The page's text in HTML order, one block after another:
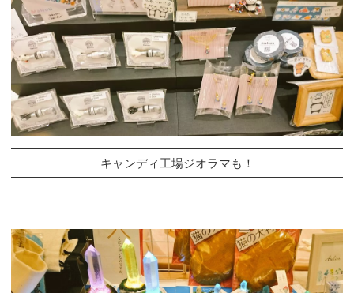
キャンディ工場ジオラマも！